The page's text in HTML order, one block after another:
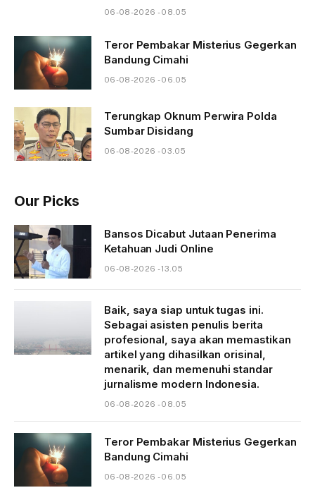
06-08-2026 - 08.05
Teror Pembakar Misterius Gegerkan
Bandung Cimahi
06-08-2026 - 06.05
Terungkap Oknum Perwira Polda
Sumbar Disidang
06-08-2026 - 03.05
Our Picks
Bansos Dicabut Jutaan Penerima
Ketahuan Judi Online
06-08-2026 - 13.05
Baik, saya siap untuk tugas ini.
Sebagai asisten penulis berita
profesional, saya akan memastikan
artikel yang dihasilkan orisinal,
menarik, dan memenuhi standar
jurnalisme modern Indonesia.
06-08-2026 - 08.05
Teror Pembakar Misterius Gegerkan
Bandung Cimahi
06-08-2026 - 06.05